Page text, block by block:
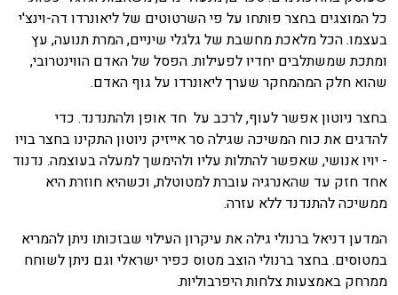
כל המוצגים בחצר פותחו על פי השרטוטים של ליאונרדו דה-וינצ'י
בעצמו. הכל מלאכת מחשבת של גלגלי שיניים, המרת תנועה, עץ
ומתכת שמשתלבים יחדיו לפעילות. הפסל של האדם הווינטרובי,
שהוא חלק המהמחקר שערך ליאונרדו על גוף האדם.
בחצר ניוטון אפשר לעוף, לרכב על חד אופן ולהתנדנד. כדי
להדגים את כוח המשיכה שגילה סר אייזיק ניוטון התקינו בחצר בויו
- יויו אנושי, שאפשר להתלות עליו ולהימשך למעלה בעוצמה. נדנוד
אחד חזק עד שהאנרגיה עוברת למטוטלת, וכשהיא חוזרת היא
ממשיכה להתנדנד ללא עזרה.
המדען דניאל ברנולי גילה את עיקרון העילוי שבזכותו ניתן להמריא
במטוסים. בחצר ברנולי הוצב מטוס כפיר ישראלי וגם ניתן לשוחח
ממרחק באמצעות צלחות היפרבוליות.